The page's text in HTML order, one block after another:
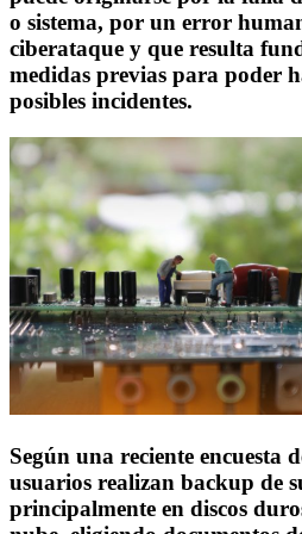
o sistema, por un error
ciberataque y que resulta
medidas previas para poder
posibles incidentes.
Según una reciente encuesta
usuarios realizan backup de
principalmente en discos